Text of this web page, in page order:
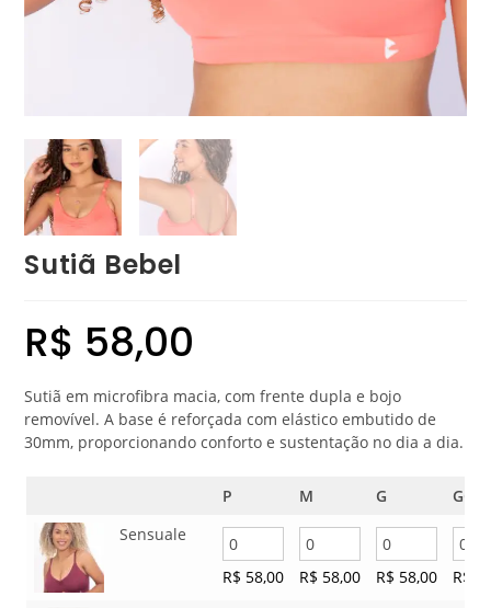
Sutiã Bebel
R$ 58,00
Sutiã em microfibra macia, com frente dupla e bojo
removível. A base é reforçada com elástico embutido de
30mm, proporcionando conforto e sustentação no dia a dia.
P M G
GG
Sensuale
R$ 58,00 R$ 58,00 R$ 58,00 R$